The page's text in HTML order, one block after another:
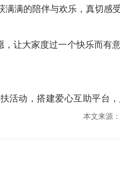
满的陪伴与欢乐，真切感
让大家度过一个快乐而有
动，搭建爱心互助平台
本文来源：